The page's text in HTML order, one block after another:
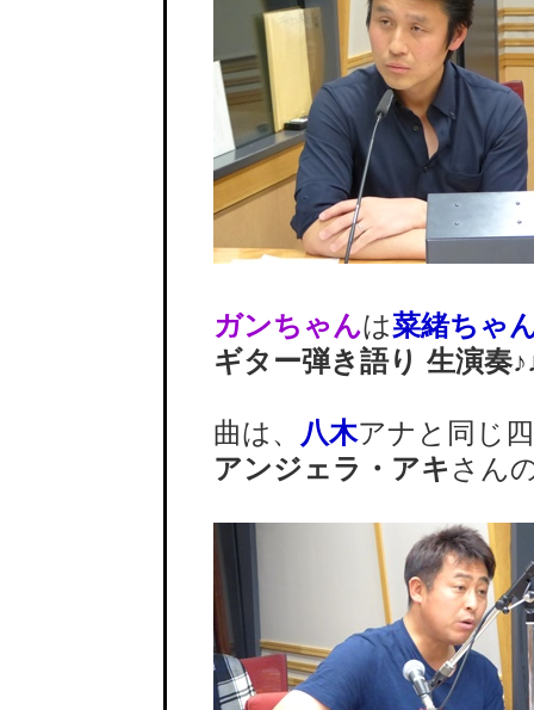
ガンちゃんは菜緒ちゃ
ギター弾き語り 生演奏
曲は、 八木アナと同じ
アンジェラ・アキ さん